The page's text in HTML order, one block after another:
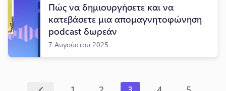
Πώς να δημιουργήσετε και να
κατεβάσετε μια απομαγνητοφώνηση
podcast δωρεάν
7 Αυγούστου 2025